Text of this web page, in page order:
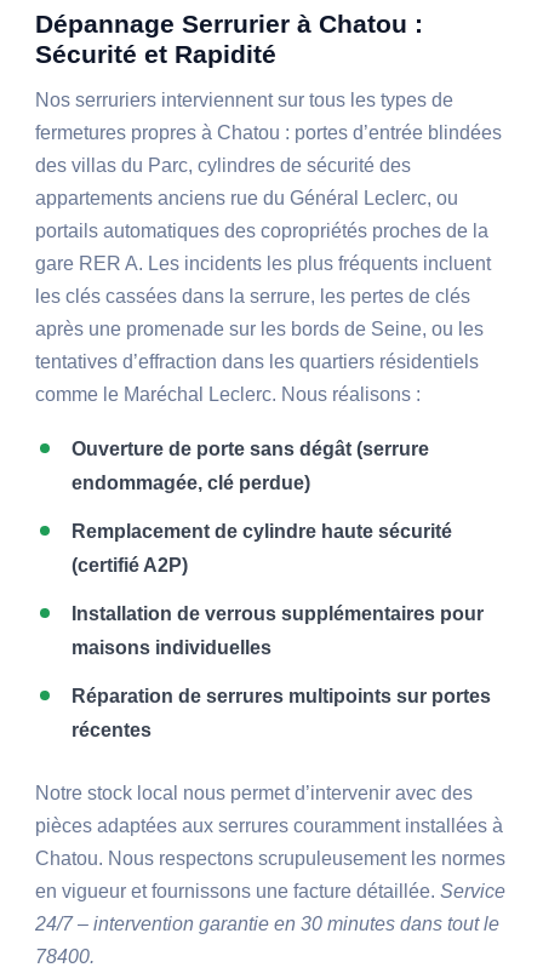
Dépannage Serrurier à Chatou :
Sécurité et Rapidité
Nos serruriers interviennent sur tous les types de
fermetures propres à Chatou : portes d’entrée blindées
des villas du Parc, cylindres de sécurité des
appartements anciens rue du Général Leclerc, ou
portails automatiques des copropriétés proches de la
gare RER A. Les incidents les plus fréquents incluent
les clés cassées dans la serrure, les pertes de clés
après une promenade sur les bords de Seine, ou les
tentatives d’effraction dans les quartiers résidentiels
comme le Maréchal Leclerc. Nous réalisons :
Ouverture de porte sans dégât (serrure
endommagée, clé perdue)
Remplacement de cylindre haute sécurité
(certifié A2P)
Installation de verrous supplémentaires pour
maisons individuelles
Réparation de serrures multipoints sur portes
récentes
Notre stock local nous permet d’intervenir avec des
pièces adaptées aux serrures couramment installées à
Chatou. Nous respectons scrupuleusement les normes
en vigueur et fournissons une facture détaillée.Service
24/7 – intervention garantie en 30 minutes dans tout le
78400.